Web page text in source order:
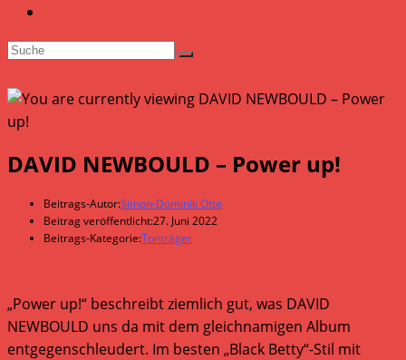
DAVID NEWBOULD – Power up!
Beitrags-Autor:Simon-Dominik Otte
Beitrag veröffentlicht:27. Juni 2022
Beitrags-Kategorie:Tonträger
„Power up!“ beschreibt ziemlich gut, was DAVID
NEWBOULD uns da mit dem gleichnamigen Album
entgegenschleudert. Im besten „Black Betty“-Stil mit